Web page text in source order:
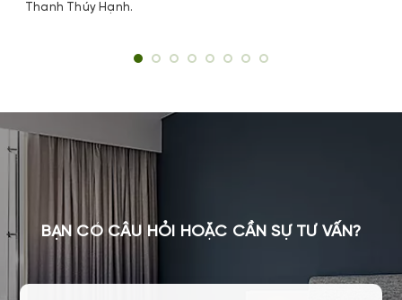
Thanh Thúy Hạnh.
BẠN CÓ CÂU HỎI HOẶC CẦN SỰ TƯ VẤN?